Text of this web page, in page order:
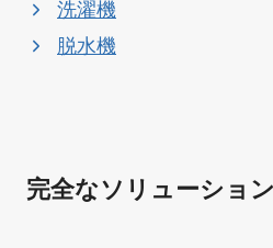
洗濯機
脱水機
完全なソリューション